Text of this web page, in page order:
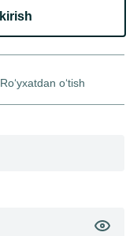
Ro‘yxatdan o‘tish